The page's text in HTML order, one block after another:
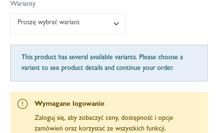
Warianty
Proszę wybrać wariant
This product has several available variants. Please choose a
variant to see product details and continue your order.
Wymagane logowanie
Zaloguj się, aby zobaczyć ceny, dostępność i opcje
zamówień oraz korzystać ze wszystkich funkcji.